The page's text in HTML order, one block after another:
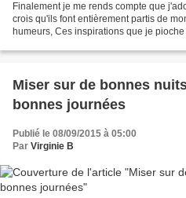
Finalement je me rends compte que
crois qu'ils font entièrement partis de
humeurs, Ces inspirations que je
Miser sur de bonnes
bonnes journées
Publié le 08/09/2015 à 05:00
Par Virginie B